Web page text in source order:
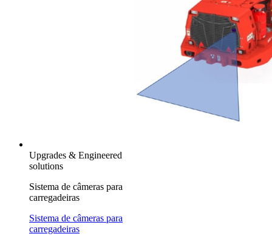
Upgrades & Engineered
solutions
Sistema de câmeras para
carregadeiras
Sistema de câmeras para
carregadeiras